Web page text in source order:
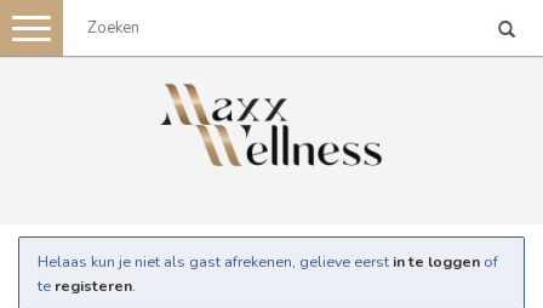
Toggle
navigation
Helaas kun je niet als gast afrekenen, gelieve eerst in te loggen of
te registeren.